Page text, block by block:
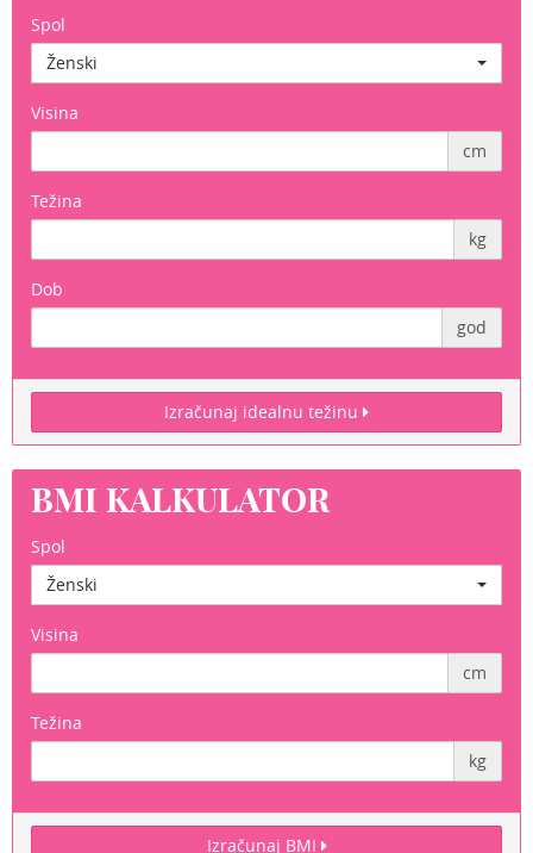
Spol
Ženski
Visina
cm
Težina
kg
Dob
god
Izračunaj idealnu težinu
BMI KALKULATOR
Spol
Ženski
Visina
cm
Težina
kg
Izračunaj BMI